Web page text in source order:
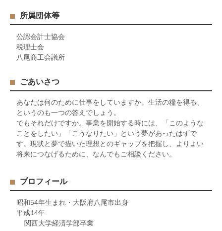
所属団体等
公認会計士協会
税理士会
八尾商工会議所
ごあいさつ
あなたは何のために仕事をしていますか。生活の糧を得る、
というのも一つの答えでしょう。
でもそれだけですか。事業を開始する時には、「このような
ことをしたい」「こうなりたい」という夢があったはずで
す。現状と夢で描いた理想とのギャップを把握し、よりよい
将来につなげるために、なんでもご相談ください。
プロフィール
昭和54年生まれ・大阪府八尾市出身
平成14年
関西大学経済学部卒業